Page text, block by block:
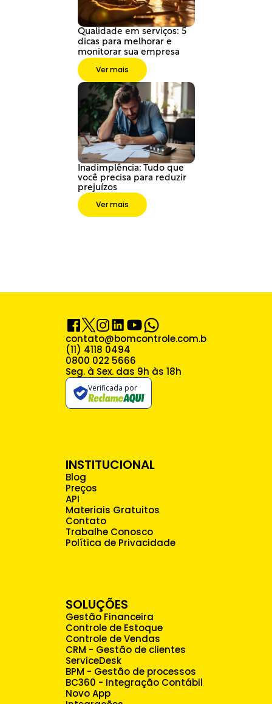
Qualidade em serviços: 5
dicas para melhorar e
monitorar sua empresa
Ver mais
Inadimplência: Tudo que
você precisa para reduzir
prejuízos
Ver mais
contato@bomcontrole.com.br
(11) 4118 0494
0800 022 5666
Seg. à Sex. das 9h às 18h
INSTITUCIONAL
Blog
Preços
API
Materiais Gratuitos
Contato
Trabalhe Conosco
Política de Privacidade
SOLUÇÕES
Gestão Financeira
Controle de Estoque
Controle de Vendas
CRM - Gestão de clientes
ServiceDesk
BPM - Gestão de processos
BC360 - Integração Contábil
Novo App